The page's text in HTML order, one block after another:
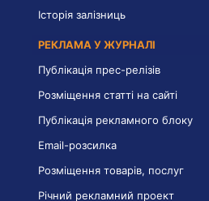
Історія залізниць
РЕКЛАМА У ЖУРНАЛІ
Публікація прес-релізів
Розміщення статті на сайті
Публікація рекламного блоку
Email-розсилка
Розміщення товарів, послуг
Річний рекламний проект